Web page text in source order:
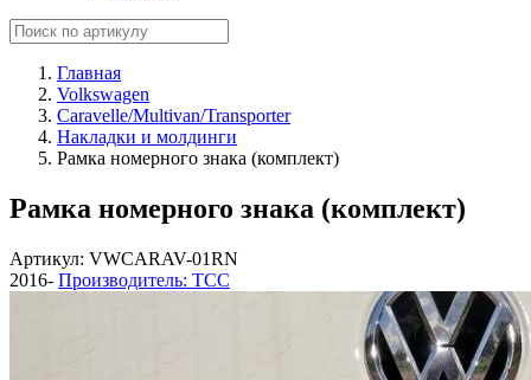
Главная
Volkswagen
Caravelle/Multivan/Transporter
Накладки и молдинги
Рамка номерного знака (комплект)
Рамка номерного знака (комплект)
Артикул: VWCARAV-01RN
2016- Производитель: ТСС